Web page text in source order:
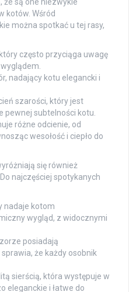
kotów. Wśród
można spotkać u tej rasy,
często przyciąga uwagę
nadający kotu elegancki i
szarości, który jest
pewnej subtelności kotu.
różne odcienie, od
wesołość i ciepło do
się również
najczęściej spotykanych
nadaje kotom
wygląd, z widocznymi
posiadają
że każdy osobnik
sierścią, która występuje w
eleganckie i łatwe do